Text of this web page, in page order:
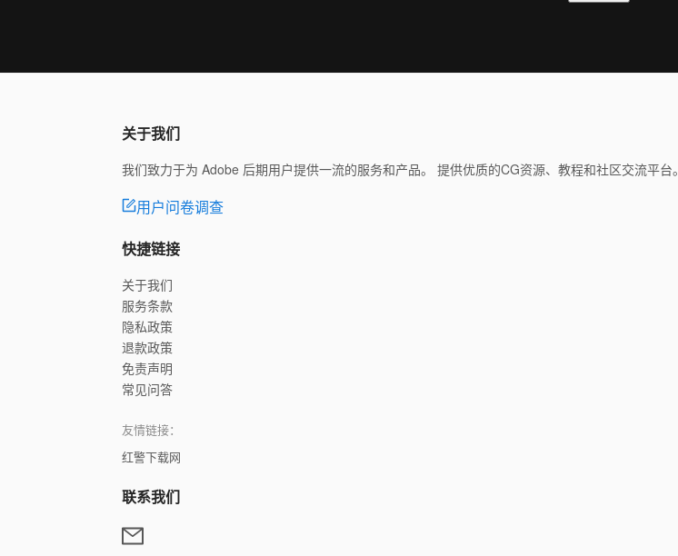
关于我们
我们致力于为 Adobe 后期用户提供一流的服务和产品。 提供优质的CG资源、教程和社区交流平台。
用户问卷调查
快捷链接
关于我们
服务条款
隐私政策
退款政策
免责声明
常见问答
友情链接：
红警下载网
联系我们